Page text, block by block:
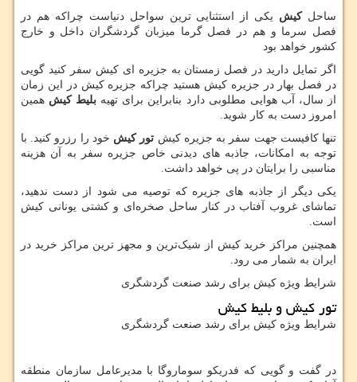
ساحلکیش یکی از استثنایی ترین سواحل دنیاست چراکه هم در
فصل سرما و هم در فصل گرما میزبان گردشگران داخل و خارج
کشور خواهد بود
اگر تمایل دارید در فصل زمستان به جزیره ای کیش سفر کنید گویی
در فصل بهار در جزیره کیش هستید چراکه جزیره کیش در این زمان
از سال، آب هوایی مطلوبی دارد بنابراین برای تهیه بلیط کیش همین
امروز دست به کار شوید.
تنها کافیست جهت سفر به جزیره کیش تور کیش خود را رزرو کنید. با
توجه به امکانات، جاذبه های دیدنی خاص جزیره سفر به آن هزینه
مناسبی را برایتان در پی خواهد داشت.
یکی دیگر از جاذبه های جزیره که توصیه می شود از دست ندهید،
تماشای غروب آفتاب در کنار ساحل صخره‌ای و کشتی یونانی کیش
است.
همچنین مراکز خرید کیش از شیک‌ترین و مجهز ترین مراکز خرید در
ایران به شمار می رود.
شرایط ویژه كيش برای رشد صنعت گردشگری
تور کیش و بلیط کیش
شرایط ویژه كيش برای رشد صنعت گردشگری
در گفت و گویی که فدریکو سوماروگا با مدیرعامل سازمان منطقه